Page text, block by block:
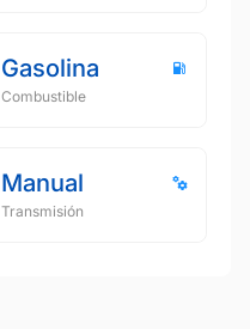
Gasolina
Combustible
Manual
Transmisión